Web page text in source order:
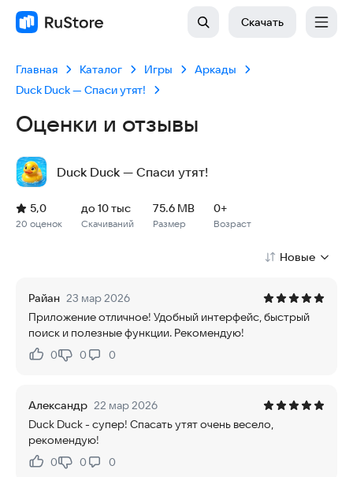
Скачать
Главная Каталог Игры
Аркады
Duck Duck — Спаси утят!
Оценки и отзывы
Duck Duck — Спаси утят!
Рейтинг: 5,0, 20 оценок
Скачиваний: до 10 тыс
Размер файла: 75.6 MB
Возрастное ограничение: 75.6 MB
20 оценок
5,0
Скачиваний
до 10 тыс
Размер
75.6 MB
Возраст
0+
Новые
Райан 23 мар 2026
Приложение отличное! Удобный интерфейс, быстрый
поиск и полезные функции. Рекомендую!
Нравится:
0Не нравится:
0 0
Александр 22 мар 2026
Duck Duck - супер! Спасать утят очень весело,
рекомендую!
Нравится:
0Не нравится:
0 0